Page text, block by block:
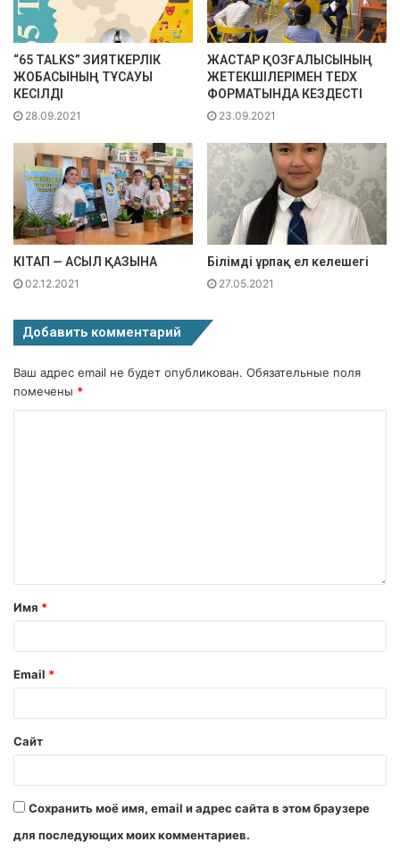
“65 TALKS” ЗИЯТКЕРЛІК
ЖОБАСЫНЫҢ ТҰСАУЫ
КЕСІЛДІ
28.09.2021
ЖАСТАР ҚОЗҒАЛЫСЫНЫҢ
ЖЕТЕКШІЛЕРІМЕН TEDX
ФОРМАТЫНДА КЕЗДЕСТІ
23.09.2021
КІТАП — АСЫЛ ҚАЗЫНА
02.12.2021
Білімді ұрпақ ел келешегі
27.05.2021
Добавить комментарий
Ваш адрес email не будет опубликован. Обязательные поля
помечены *
Имя *
Email *
Сайт
Сохранить моё имя, email и адрес сайта в этом браузере
для последующих моих комментариев.